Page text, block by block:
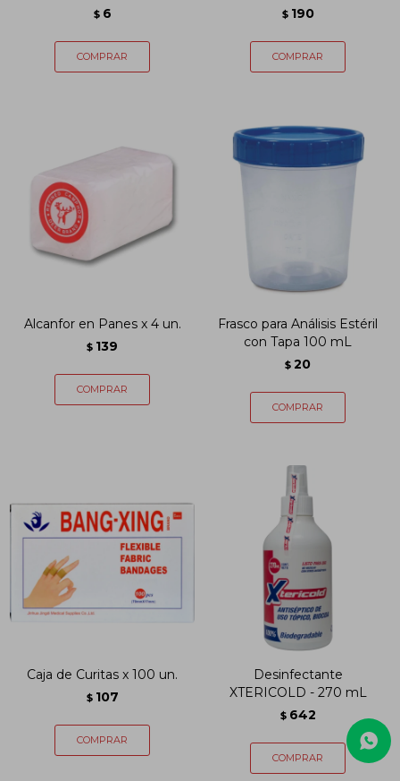
$ 6 $ 190
Alcanfor en Panes x 4 un.
$ 139
Frasco para Análisis Estéril
con Tapa 100 mL
$ 20
Caja de Curitas x 100 un.
$ 107
Desinfectante
XTERICOLD - 270 mL
$ 642